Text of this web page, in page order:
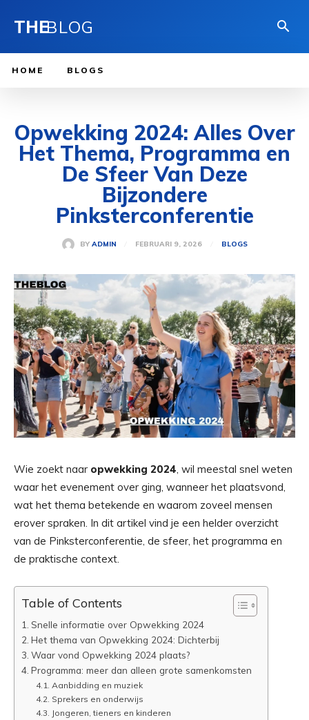
THEBLOG
HOME BLOGS
Opwekking 2024: Alles Over
Het Thema, Programma en
De Sfeer Van Deze
Bijzondere
Pinksterconferentie
BY ADMIN FEBRUARI 9, 2026 BLOGS
Wie zoekt naar opwekking 2024, wil meestal snel weten
waar het evenement over ging, wanneer het plaatsvond,
wat het thema betekende en waarom zoveel mensen
erover spraken. In dit artikel vind je een helder overzicht
van de Pinksterconferentie, de sfeer, het programma en
de praktische context.
Table of Contents
Snelle informatie over Opwekking 2024
Het thema van Opwekking 2024: Dichterbij
Waar vond Opwekking 2024 plaats?
Programma: meer dan alleen grote samenkomsten
Aanbidding en muziek
Sprekers en onderwijs
Jongeren, tieners en kinderen